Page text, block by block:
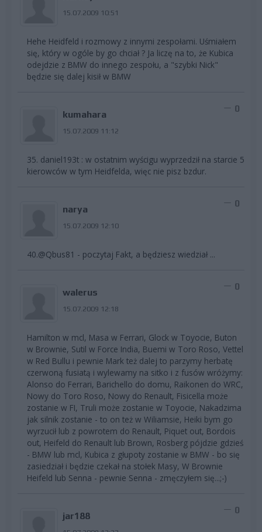
15.07.2009 10:51
Hehe Heidfeld i rozmowy z innymi zespołami. Uśmiałem
się, który w ogóle by go chciał ? Ja liczę na to, że Kubica
odejdzie z BMW do innego zespołu, a "szybki Nick"
będzie się dalej kisił w BMW
kumahara
15.07.2009 11:12
0
35. daniel193t : w ostatnim wyścigu wyprzedził na starcie 5
kierowców w tym Heidfelda, więc nie pisz bzdur.
narya
15.07.2009 12:10
0
40.@Qbus81 - poczytaj Fakt, a będziesz wiedział ...
walerus
15.07.2009 12:18
0
Hamilton w mcl, Masa w Ferrari, Glock w Toyocie, Buton
w Brownie, Sutil w Force India, Buemi w Toro Roso, Vettel
w Red Bullu i pewnie Mark też dalej to parzymy herbatę
czerwoną fusiatą i wylewamy na sitko i z fusów wróżymy:
Alonso do Ferrari, Barichello do domu, Raikonen do WRC,
Nowy do Toro Roso, Nowy do Renault, Fisicella może
zostanie w FI, Truli może zostanie w Toyocie, Nakadzima
jak silnik zostanie - to on też w Wiliamsie, Heiki bym go
wyrzucił lub z powrotem do Renault, Piquet out, Bordois
out, Heifeld do Renault lub Brown, Rosberg pójdzie gdzieś
- BMW lub mcl, Kubica z głupoty zostanie w BMW - bo się
zasiedział i będzie czekał na stołek Masy, W Brownie
Heifeld lub Senna - pewnie Senna - zmęczyłem się...;-)
jar188
0